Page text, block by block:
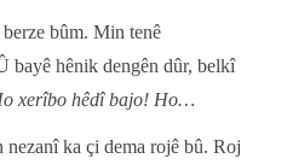
bûm. Min tenê
bayê hênik dengên dûr, belkî
xerîbo hêdî bajo! Ho…
ka çi dema rojê bû. Roj